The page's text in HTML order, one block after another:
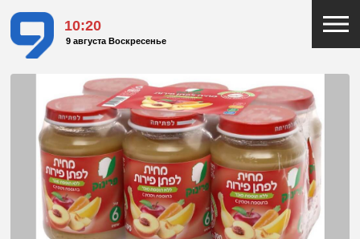
10:20
9 августа Воскресенье